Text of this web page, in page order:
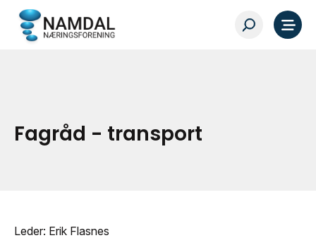
Fagråd - transport
Leder: Erik Flasnes